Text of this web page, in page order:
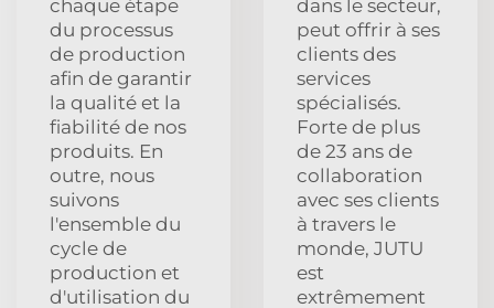
chaque étape
du processus
de production
afin de garantir
la qualité et la
fiabilité de nos
produits. En
outre, nous
suivons
l'ensemble du
cycle de
production et
d'utilisation du
dans le secteur,
peut offrir à ses
clients des
services
spécialisés.
Forte de plus
de 23 ans de
collaboration
avec ses clients
à travers le
monde, JUTU
est
extrêmement